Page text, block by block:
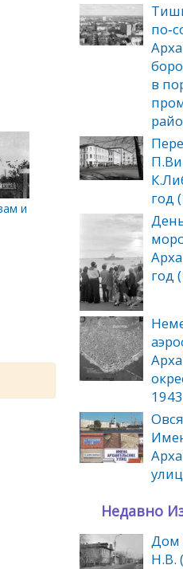
летом 1914 г.
интервенции. Футляр над
в
год
год
Недавно
Дом
Н.В.